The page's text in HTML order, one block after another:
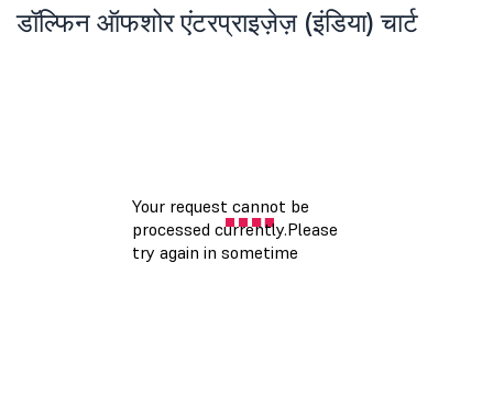
डॉल्फिन ऑफशोर एंटरप्राइज़ेज़ (इंडिया) चार्ट